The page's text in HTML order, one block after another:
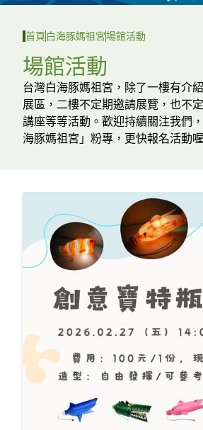
English
臉書
YouTube
首頁 白海豚媽祖宮場館活動
場館活動
台灣白海豚媽祖宮，除了一樓有介
展區，二樓不定期邀請展覽，也不
講座等等活動。歡迎持續關注我們
海豚媽祖宮」粉專，更快報名活動喔